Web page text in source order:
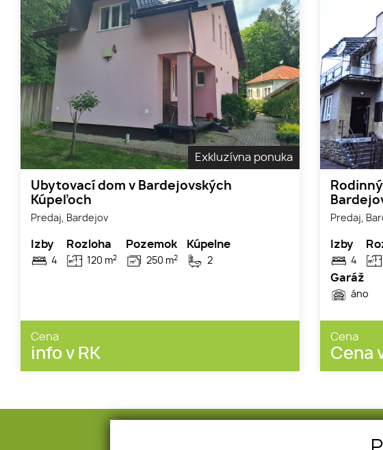
Exkluzívna ponuka
Ubytovací dom v Bardejovských
Kúpeľoch
Predaj, Bardejov
Izby
4
Rozloha
120 m2
Pozemok
250 m2
Kúpelne
2
Cena
info v RK
Predaj,
Izby
4
Garáž
áno
Cena
Cena